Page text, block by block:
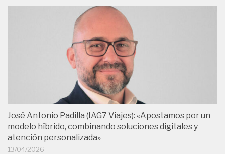
José Antonio Padilla (IAG7 Viajes): «Apostamos por un
modelo híbrido, combinando soluciones digitales y
atención personalizada»
13/04/2026